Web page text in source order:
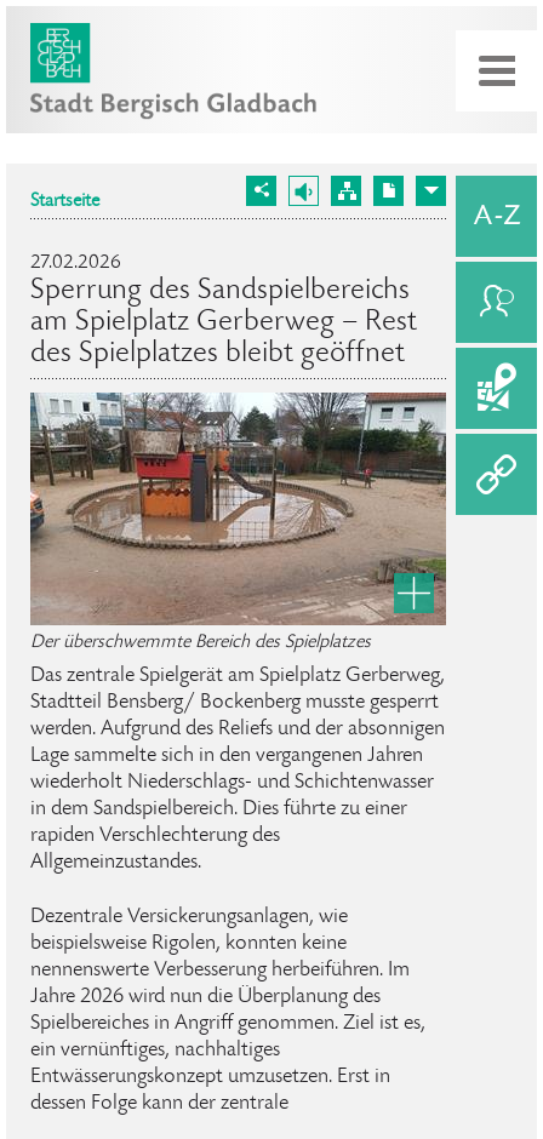
Startseite
27.02.2026
Sperrung des Sandspielbereichs
am Spielplatz Gerberweg – Rest
des Spielplatzes bleibt geöffnet
Der überschwemmte Bereich des Spielplatzes
Das zentrale Spielgerät am Spielplatz Gerberweg,
Stadtteil Bensberg/ Bockenberg musste gesperrt
werden. Aufgrund des Reliefs und der absonnigen
Lage sammelte sich in den vergangenen Jahren
wiederholt Niederschlags- und Schichtenwasser
in dem Sandspielbereich. Dies führte zu einer
rapiden Verschlechterung des
Allgemeinzustandes.
Dezentrale Versickerungsanlagen, wie
beispielsweise Rigolen, konnten keine
nennenswerte Verbesserung herbeiführen. Im
Jahre 2026 wird nun die Überplanung des
Spielbereiches in Angriff genommen. Ziel ist es,
ein vernünftiges, nachhaltiges
Entwässerungskonzept umzusetzen. Erst in
dessen Folge kann der zentrale